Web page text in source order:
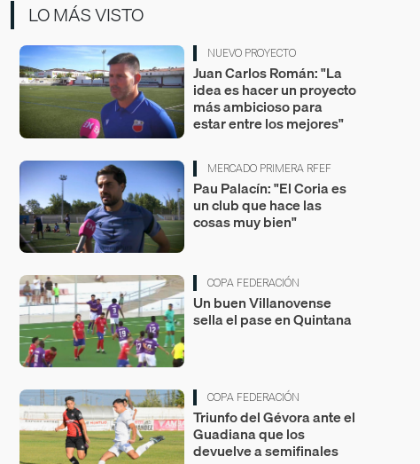
LO MÁS VISTO
NUEVO PROYECTO
Juan Carlos Román: "La
idea es hacer un proyecto
más ambicioso para
estar entre los mejores"
MERCADO PRIMERA RFEF
Pau Palacín: "El Coria es
un club que hace las
cosas muy bien"
COPA FEDERACIÓN
Un buen Villanovense
sella el pase en Quintana
COPA FEDERACIÓN
Triunfo del Gévora ante el
Guadiana que los
devuelve a semifinales